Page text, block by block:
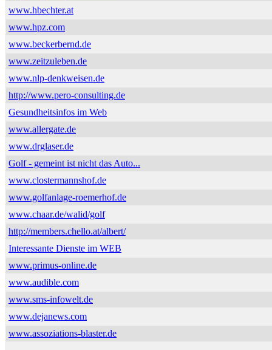
www.hbechter.at
www.hpz.com
www.beckerbernd.de
www.zeitzuleben.de
www.nlp-denkweisen.de
http://www.pero-consulting.de
Gesundheitsinfos im Web
www.allergate.de
www.drglaser.de
Golf - gemeint ist nicht das Auto...
www.clostermannshof.de
www.golfanlage-roemerhof.de
www.chaar.de/walid/golf
http://members.chello.at/albert/
Interessante Dienste im WEB
www.primus-online.de
www.audible.com
www.sms-infowelt.de
www.dejanews.com
www.assoziations-blaster.de